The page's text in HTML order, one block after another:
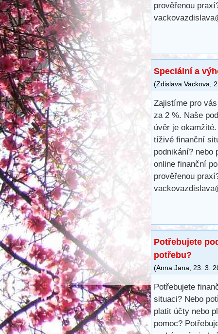
prověřenou
Speciální a
(Zdislava Vackova
Zajistíme pro
za 2 %. Naše
úvěr je
tíživé finanční
podnikání? nebo
online finanční
prověřenou
Potřebujete
potřebu?
(Anna Jana 23. 3.
Potřebujete
situaci? Nebo
platit účty nebo
pomoc?